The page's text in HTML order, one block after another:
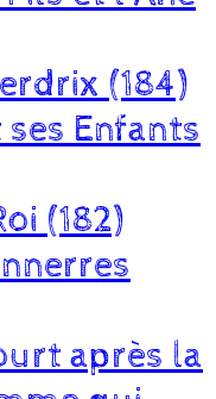
(184)
Enfants
(182)
après la